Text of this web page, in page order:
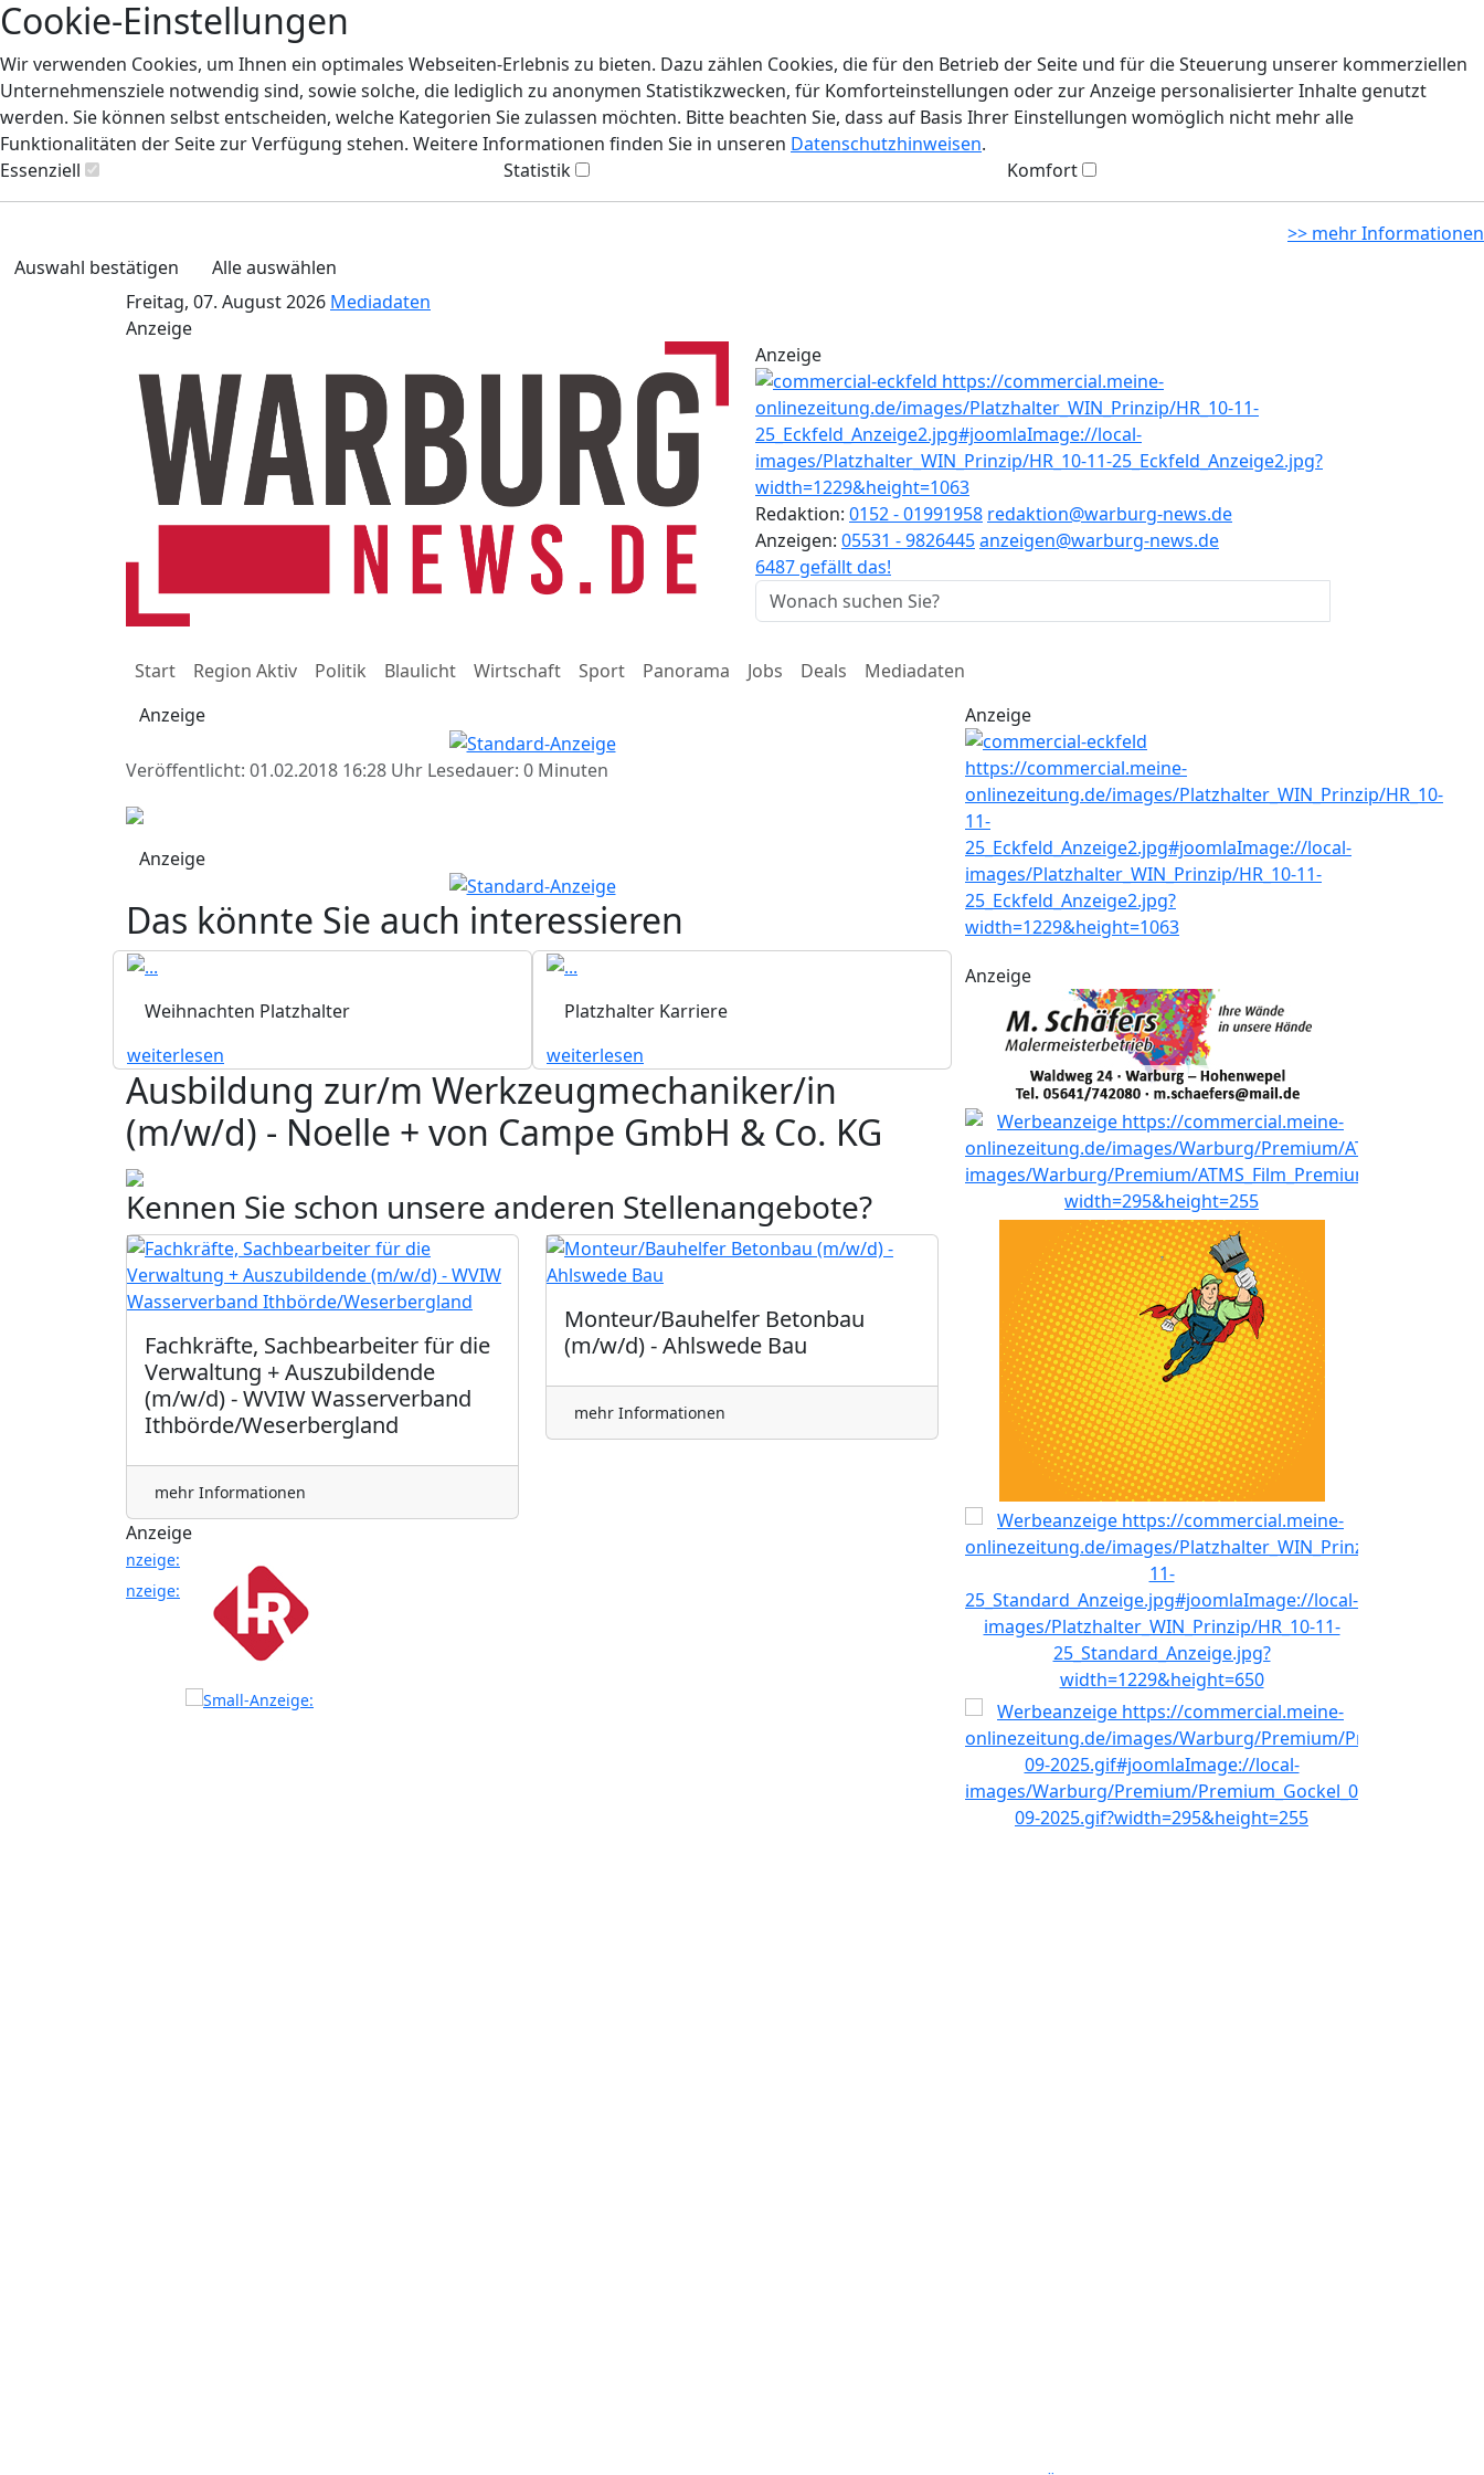
Cookie-Einstellungen
Wir verwenden Cookies, um Ihnen ein optimales Webseiten-Erlebnis zu bieten. Dazu zählen Cookies, die für den Betrieb der Seite und für die Steuerung unserer kommerziellen
Unternehmensziele notwendig sind, sowie solche, die lediglich zu anonymen Statistikzwecken, für Komforteinstellungen oder zur Anzeige personalisierter Inhalte genutzt
werden. Sie können selbst entscheiden, welche Kategorien Sie zulassen möchten. Bitte beachten Sie, dass auf Basis Ihrer Einstellungen womöglich nicht mehr alle
Funktionalitäten der Seite zur Verfügung stehen. Weitere Informationen finden Sie in unseren Datenschutzhinweisen.
Essenziell
Statistik Komfort
>> mehr Informationen
Auswahl bestätigen
Alle auswählen
Freitag, 07. August 2026 Mediadaten
Anzeige
Anzeige
Redaktion: 0152 - 01991958 redaktion@warburg-news.de
Anzeigen: 05531 - 9826445anzeigen@warburg-news.de
6487 gefällt das!
Start Region Aktiv Politik Blaulicht Wirtschaft Sport Panorama Jobs Deals
Mediadaten
Anzeige
Veröffentlicht: 01.02.2018 16:28 Uhr Lesedauer: 0 Minuten
Anzeige
Das könnte Sie auch interessieren
Weihnachten Platzhalter
weiterlesen
Platzhalter Karriere
weiterlesen
Ausbildung zur/m Werkzeugmechaniker/in
(m/w/d) - Noelle + von Campe GmbH & Co. KG
Kennen Sie schon unsere anderen Stellenangebote?
Fachkräfte, Sachbearbeiter für die
Verwaltung + Auszubildende
(m/w/d) - WVIW Wasserverband
Ithbörde/Weserbergland
mehr Informationen
Monteur/Bauhelfer Betonbau
(m/w/d) - Ahlswede Bau
mehr Informationen
Anzeige
Anzeige
Anzeige